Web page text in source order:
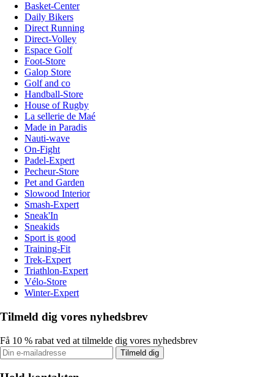
Basket-Center
Daily Bikers
Direct Running
Direct-Volley
Espace Golf
Foot-Store
Galop Store
Golf and co
Handball-Store
House of Rugby
La sellerie de Maé
Made in Paradis
Nauti-wave
On-Fight
Padel-Expert
Pecheur-Store
Pet and Garden
Slowood Interior
Smash-Expert
Sneak'In
Sneakids
Sport is good
Training-Fit
Trek-Expert
Triathlon-Expert
Vélo-Store
Winter-Expert
Tilmeld dig vores nyhedsbrev
Få 10 % rabat ved at tilmelde dig vores nyhedsbrev
Tilmeld dig